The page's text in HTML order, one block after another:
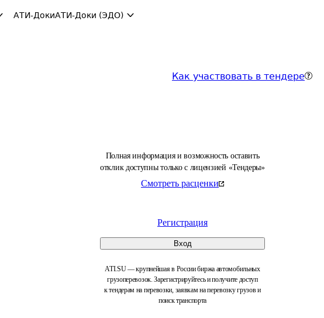
АТИ-ДокиАТИ-Доки (ЭДО)
Как участвовать в тендере
Полная информация и возможность оставить
отклик доступны только с лицензией «Тендеры»
Смотреть расценки
Регистрация
Вход
ATI.SU — крупнейшая в России биржа автомобильных
грузоперевозок. Зарегистрируйтесь и получите доступ
к тендерам на перевозки, заявкам на перевозку грузов и
поиск транспорта